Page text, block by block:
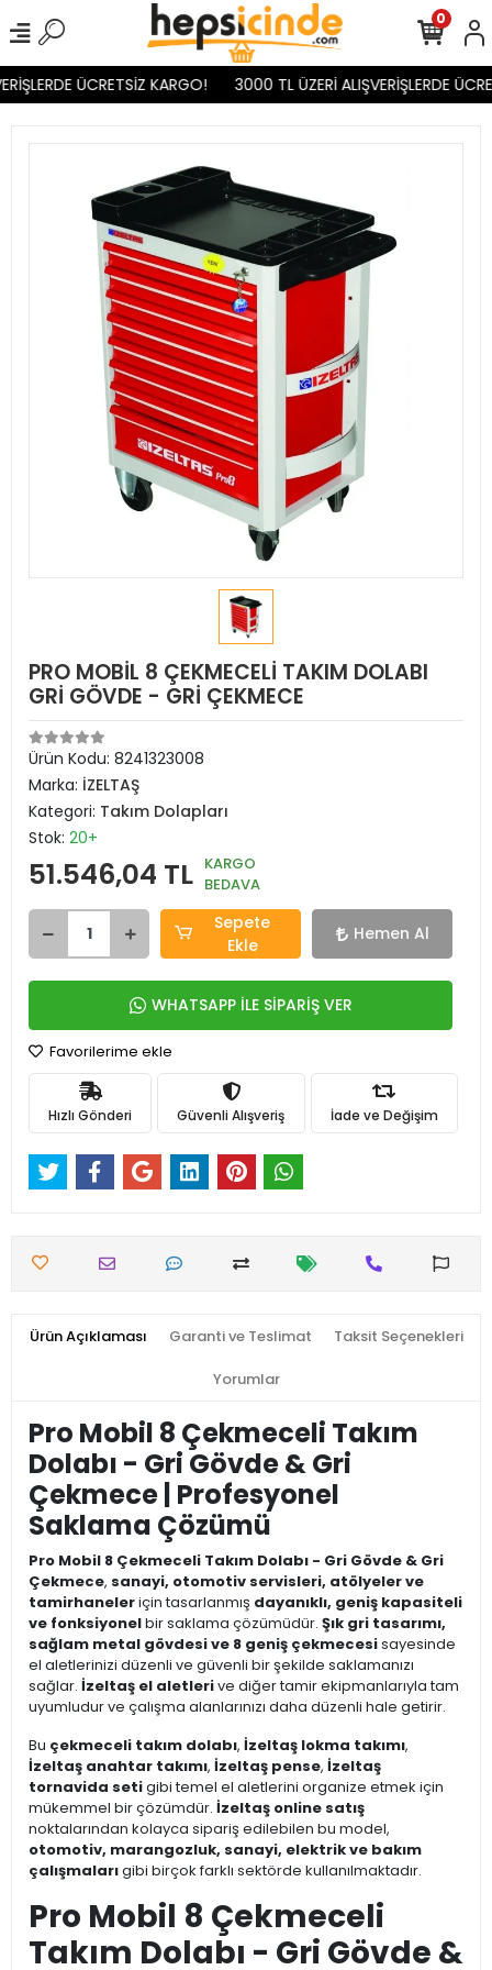
ÜCRETSİZ KARGO! 3000 TL ÜZERİ ALIŞVERİŞLERDE
0
PRO MOBİL 8 ÇEKMECELİ TAKIM DOLABI
GRİ GÖVDE - GRİ ÇEKMECE
Ürün Kodu: 8241323008
Marka: İZELTAŞ
Kategori: Takım Dolapları
Stok: 20+
51.546,04 TL KARGO
BEDAVA
Sepete
Ekle
Hemen Al
WHATSAPP İLE SİPARİŞ VER
Favorilerime ekle
Hızlı Gönderi Güvenli Alışveriş İade ve Değişim
Ürün Açıklaması Garanti ve Teslimat Taksit Seçenekleri
Yorumlar
Pro Mobil 8 Çekmeceli Takım
Dolabı - Gri Gövde & Gri
Çekmece | Profesyonel
Saklama Çözümü
Pro Mobil 8 Çekmeceli Takım Dolabı - Gri Gövde & Gri
Çekmece, sanayi, otomotiv servisleri, atölyeler ve
tamirhaneleriçin tasarlanmış dayanıklı, geniş kapasiteli
ve fonksiyonelbir saklama çözümüdür. Şık gri tasarımı,
sağlam metal gövdesi ve 8 geniş çekmecesisayesinde
el aletlerinizi düzenli ve güvenli bir şekilde saklamanızı
sağlar. İzeltaş el aletlerive diğer tamir ekipmanlarıyla tam
uyumludur ve çalışma alanlarınızı daha düzenli hale getirir.
Bu çekmeceli takım dolabı, İzeltaş lokma takımı,
İzeltaş anahtar takımı, İzeltaş pense, İzeltaş
tornavida setigibi temel el aletlerini organize etmek için
mükemmel bir çözümdür. İzeltaş online satış
noktalarından kolayca sipariş edilebilen bu model,
otomotiv, marangozluk, sanayi, elektrik ve bakım
çalışmalarıgibi birçok farklı sektörde kullanılmaktadır.
Pro Mobil 8 Çekmeceli
Takım Dolabı - Gri Gövde &